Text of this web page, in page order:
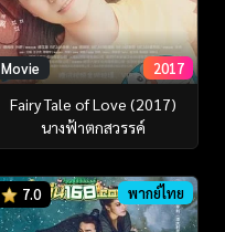
Movie 2017
Fairy Tale of Love (2017)
นางฟ้าตกสวรรค์
7.0 พากย์ไทย